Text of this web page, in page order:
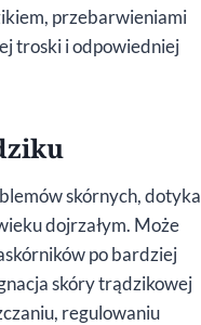
przebarwieniami
troski i odpowiedniej
skórnych, dotyka
dojrzałym. Może
po bardziej
skóry trądzikowej
regulowaniu